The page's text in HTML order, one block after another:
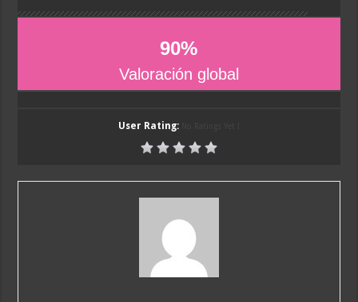
90%
Valoración global
User Rating: